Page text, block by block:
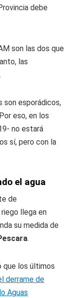
debe
son las dos que
las
son esporádicos,
eso, en los
no estará
sí, pero con la
el agua
de
llega en
su medida de
.
que los últimos
derrame de
Aguas